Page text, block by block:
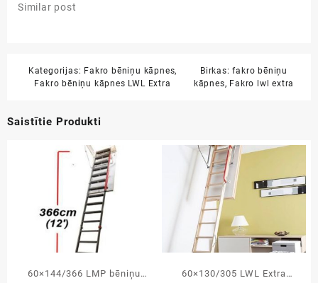
Similar post
Kategorijas: Fakro bēniņu kāpnes,
Fakro bēniņu kāpnes LWL Extra
Birkas:fakro bēniņu
kāpnes, Fakro lwl extra
Saistītie Produkti
60×144/366 LMP bēniņu
60×130/305 LWL Extra